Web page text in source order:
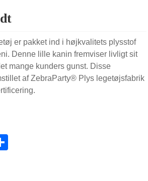
er pakket ind i højkvalitets plysstof
Denne lille kanin fremviser livligt sit
mange kunders gunst. Disse
af ZebraParty® Plys legetøjsfabrik
Share